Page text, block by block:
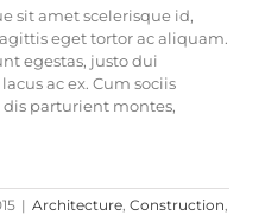
sit amet scelerisque id,
eget tortor ac aliquam.
egestas, justo dui
ac ex. Cum sociis
parturient montes,
| Architecture Construction